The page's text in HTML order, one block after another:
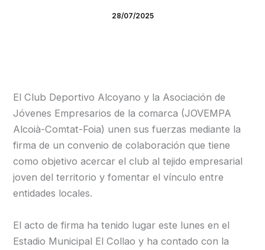
28/07/2025
El Club Deportivo Alcoyano y la Asociación de
Jóvenes Empresarios de la comarca (JOVEMPA
Alcoià-Comtat-Foia) unen sus fuerzas mediante la
firma de un convenio de colaboración que tiene
como objetivo acercar el club al tejido empresarial
joven del territorio y fomentar el vínculo entre
entidades locales.
El acto de firma ha tenido lugar este lunes en el
Estadio Municipal El Collao y ha contado con la